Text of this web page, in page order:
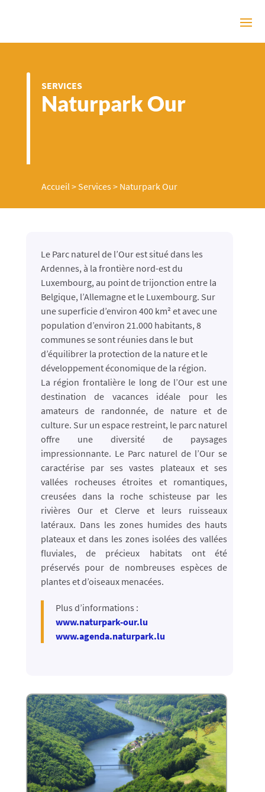
SERVICES
Naturpark Our
Accueil> Services> Naturpark Our
Le Parc naturel de l’Our est situé dans les
Ardennes, à la frontière nord-est du
Luxembourg, au point de trijonction entre la
Belgique, l’Allemagne et le Luxembourg. Sur
une superficie d’environ 400 km² et avec une
population d’environ 21.000 habitants, 8
communes se sont réunies dans le but
d’équilibrer la protection de la nature et le
développement économique de la région.
La région frontalière le long de l’Our est une
destination de vacances idéale pour les
amateurs de randonnée, de nature et de
culture. Sur un espace restreint, le parc naturel
offre une diversité de paysages
impressionnante. Le Parc naturel de l’Our se
caractérise par ses vastes plateaux et ses
vallées rocheuses étroites et romantiques,
creusées dans la roche schisteuse par les
rivières Our et Clerve et leurs ruisseaux
latéraux. Dans les zones humides des hauts
plateaux et dans les zones isolées des vallées
fluviales, de précieux habitats ont été
préservés pour de nombreuses espèces de
plantes et d’oiseaux menacées.
Plus d’informations :
www.naturpark-our.lu
www.agenda.naturpark.lu